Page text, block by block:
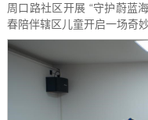
周口路社区开展 “守护蔚蓝
春陪伴辖区儿童开启一场奇